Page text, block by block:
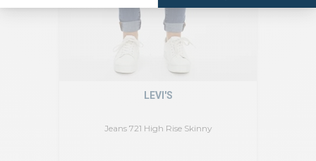
Jeans 721 High Rise Skinny
LEVI'S